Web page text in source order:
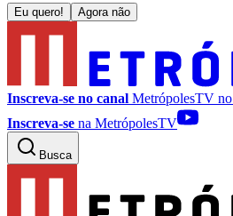
Eu quero! Agora não
Inscreva-se no canal MetrópolesTV no
Inscreva-se na MetrópolesTV
Busca